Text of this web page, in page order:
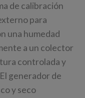
de calibración
para
una humedad
a un colector
controlada y
generador de
y seco